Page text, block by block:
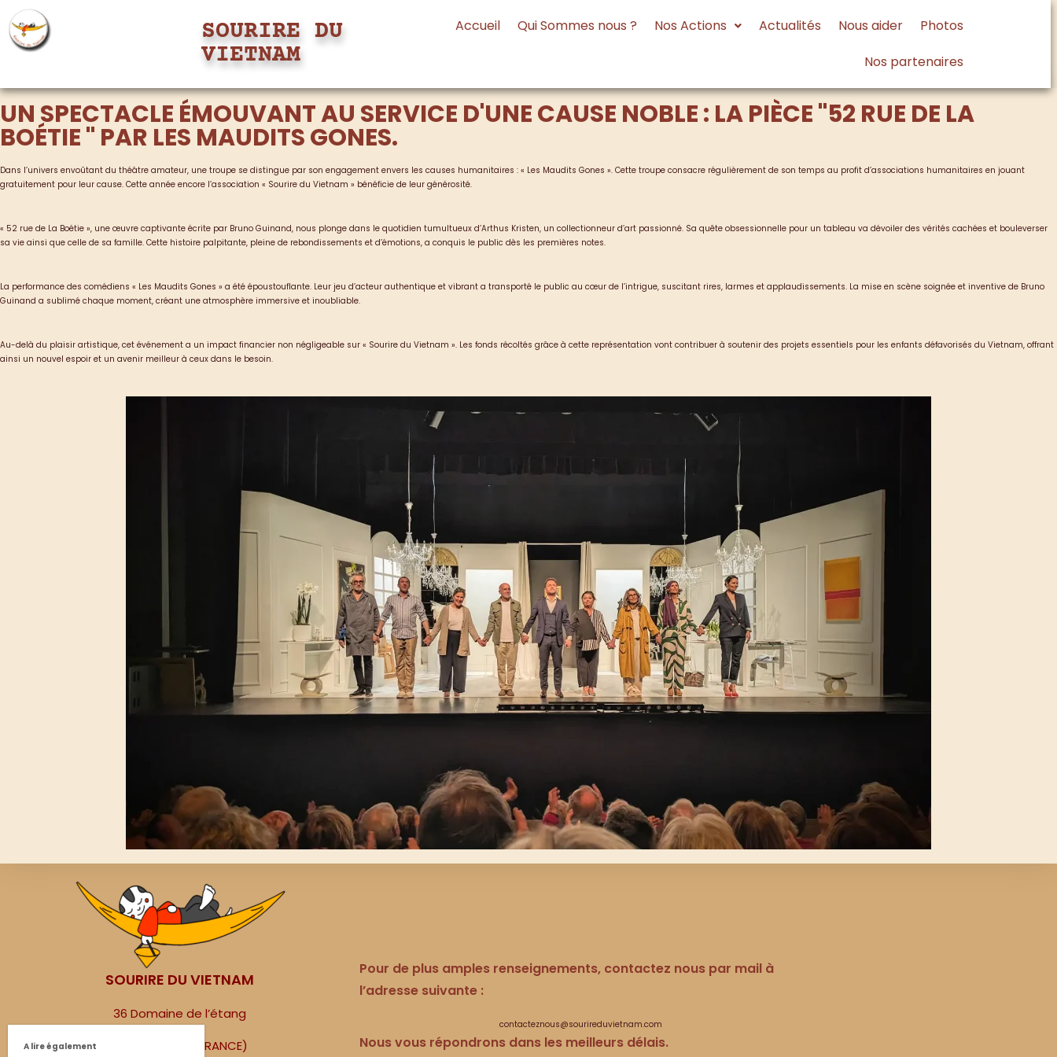
SOURIRE DU
VIETNAM
Accueil Qui Sommes nous ? Nos Actions Actualités Nous aider
Photos
Nos partenaires
UN SPECTACLE ÉMOUVANT AU SERVICE D'UNE CAUSE NOBLE : LA PIÈCE "52 RUE DE LA
BOÉTIE " PAR LES MAUDITS GONES.
Dans l’univers envoûtant du théâtre amateur, une troupe se distingue par son engagement envers les causes humanitaires : « Les Maudits Gones ». Cette troupe consacre régulièrement de son temps au profit d’associations humanitaires en jouant
gratuitement pour leur cause. Cette année encore l’association « Sourire du Vietnam » bénéficie de leur générosité.
« 52 rue de La Boétie », une œuvre captivante écrite par Bruno Guinand, nous plonge dans le quotidien tumultueux d’Arthus Kristen, un collectionneur d’art passionné. Sa quête obsessionnelle pour un tableau va dévoiler des vérités cachées et bouleverser
sa vie ainsi que celle de sa famille. Cette histoire palpitante, pleine de rebondissements et d’émotions, a conquis le public dès les premières notes.
La performance des comédiens « Les Maudits Gones » a été époustouflante. Leur jeu d’acteur authentique et vibrant a transporté le public au cœur de l’intrigue, suscitant rires, larmes et applaudissements. La mise en scène soignée et inventive de Bruno
Guinand a sublimé chaque moment, créant une atmosphère immersive et inoubliable.
Au-delà du plaisir artistique, cet événement a un impact financier non négligeable sur « Sourire du Vietnam ». Les fonds récoltés grâce à cette représentation vont contribuer à soutenir des projets essentiels pour les enfants défavorisés du Vietnam, offrant
ainsi un nouvel espoir et un avenir meilleur à ceux dans le besoin.
SOURIRE DU VIETNAM
36 Domaine de l’étang
69210 LENTILLY (FRANCE)
Pour de plus amples renseignements, contactez nous par mail à
l’adresse suivante :
contacteznous@sourireduvietnam.com
Nous vous répondrons dans les meilleurs délais.
A lire également